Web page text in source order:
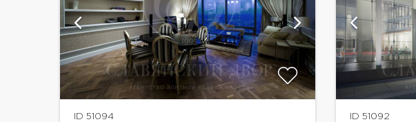
ID 51094
показать ещё 3 фотографии
ID 51092